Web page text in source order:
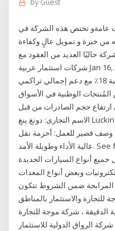
by Guest
عامةو تختص هذه الشركة في
من خبرة و تمويل عالٍ وكفاءة
حاليًا العديد من العقود مع
شركات استثمار عربية Jan 16, 2021 · الدوحة – الراية: أكد بنك قطر
للتنمية على نمو تمويل الصادرات بنسبة 18٪ مع دعم إجمالي تراكمي
فرص المُنتجات الوطنية في الأسواق
ارتفاع حجم الصادرات من قبل
الاسم التجارى: دونغ ينغ Lucking الدولية للتجارة المحدودة التصنيف:
وصف قصير للعمل: أحزمة نقل
عالية الأداء وطويلة الأمد. See full list on mawdoo3.com تقوم شركة
أنواع السيارات الجديدة
وبعض أنواع المعدات
المرابحة ضمن الشروط تتكون
والاستثمار بالمناطق
الدقيقة ، شركة موجة للتجارة
الرواق الدولية للاستثمار